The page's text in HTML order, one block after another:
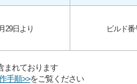
29日より ビルド番
まれております
手順>>をご覧ください